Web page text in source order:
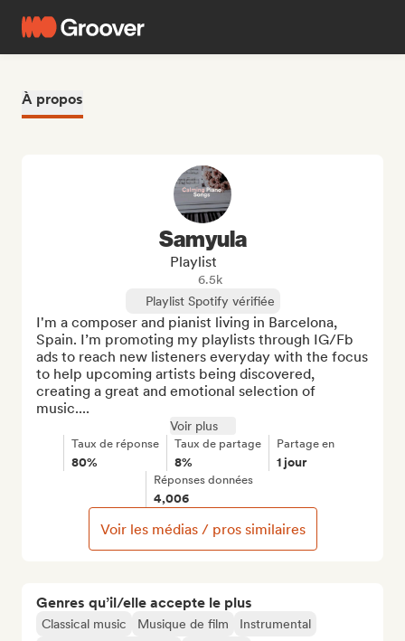
À propos
Genres qu’il/elle accepte le plus
Classical music Musique de film
Instrumental
Samyula
Playlist
6.5k
Playlist Spotify vérifiée
I'm a composer and pianist living in Barcelona,
Spain. I’m promoting my playlists through IG/Fb
ads to reach new listeners everyday with the focus
to help upcoming artists being discovered,
creating a great and emotional selection of
music....
Voir plus
Taux de réponse
80%
Taux de partage
8%
Partage en
1 jour
Réponses données
4,006
Voir les médias / pros similaires